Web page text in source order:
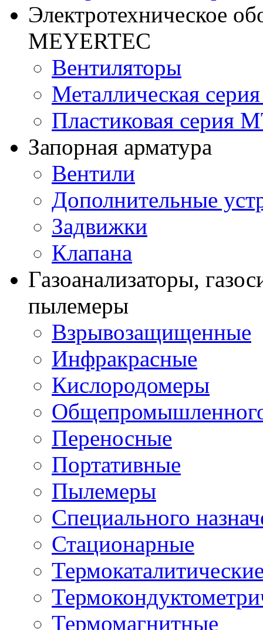
Электротехническое
MEYERTEC
Вентиляторы
Металлическая
Пластиковая серия
Запорная арматура
Вентили
Дополнительные
Задвижки
Клапана
Газоанализаторы,
пылемеры
Взрывозащищенные
Инфракрасные
Кислородомеры
Переносные
Портативные
Пылемеры
Специального
Стационарные
Термомагнитные